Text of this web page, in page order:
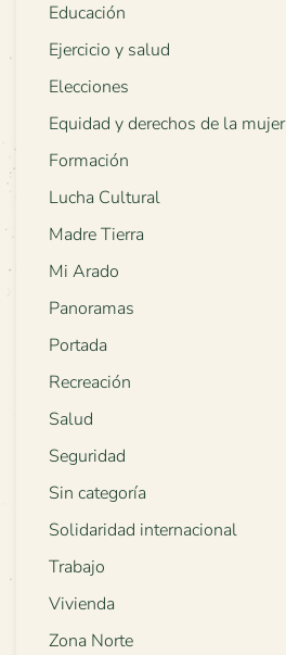
Educación
Ejercicio y salud
Elecciones
Equidad y derechos de la mujer
Formación
Lucha Cultural
Madre Tierra
Mi Arado
Panoramas
Portada
Recreación
Salud
Seguridad
Sin categoría
Solidaridad internacional
Trabajo
Vivienda
Zona Norte